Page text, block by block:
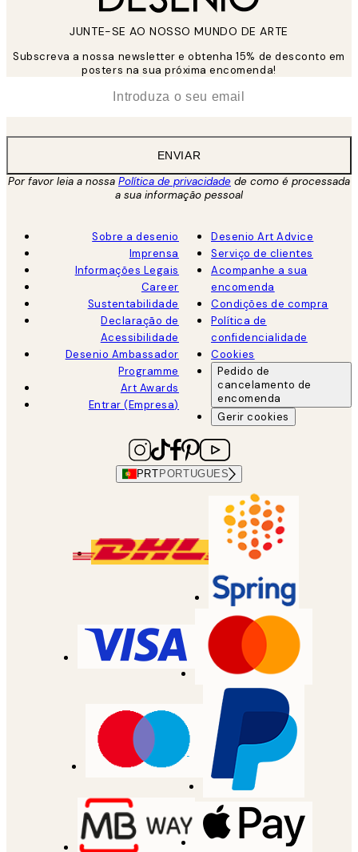
JUNTE-SE AO NOSSO MUNDO DE ARTE
Subscreva a nossa newsletter e obtenha 15% de desconto em
posters na sua próxima encomenda!
ENVIAR
Por favor leia a nossa Política de privacidade de como é processada
a sua informação pessoal
Sobre a desenio
Imprensa
Informações Legais
Career
Sustentabilidade
Declaração de
Acessibilidade
Desenio Ambassador
Programme
Art Awards
Entrar (Empresa)
Desenio Art Advice
Serviço de clientes
Acompanhe a sua
encomenda
Condições de compra
Política de
confidencialidade
Cookies
Pedido de
cancelamento de
encomenda
Gerir cookies
PRT PORTUGUES